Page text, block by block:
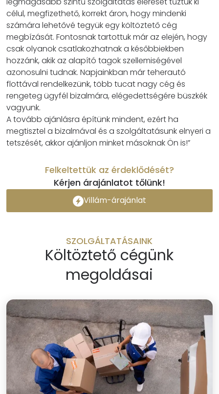
célul, megfizethető, korrekt áron, hogy mindenki
számára lehetővé tegyük egy költöztető cég
megbízását. Fontosnak tartottuk már az elején, hogy
csak olyanok csatlakozhatnak a későbbiekben
hozzánk, akik az alapító tagok szellemiségével
azonosulni tudnak. Napjainkban már teherautó
flottával rendelkezünk, több tucat nagy cég és
rengeteg ügyfél bizalmára, elégedettségére büszkék
vagyunk.
A tovább ajánlásra építünk mindent, ezért ha
megtisztel a bizalmával és a szolgáltatásunk elnyeri a
tetszését, akkor ajánljon minket másoknak Ön is!”
Felkeltettük az érdeklődését?
Kérjen árajánlatot tőlünk!
Villám-árajánlat
SZOLGÁLTATÁSAINK
Költöztető cégünk
megoldásai